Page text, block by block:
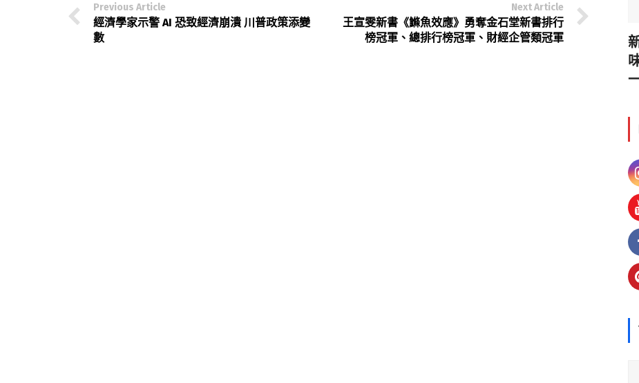
Previous Article
經濟學家示警 AI 恐致經濟崩潰 川普政策添變
數
Next Article
王宣雯新書《鰷魚效應》勇奪金石堂新書排行
榜冠軍、總排行榜冠軍、財經企管類冠軍